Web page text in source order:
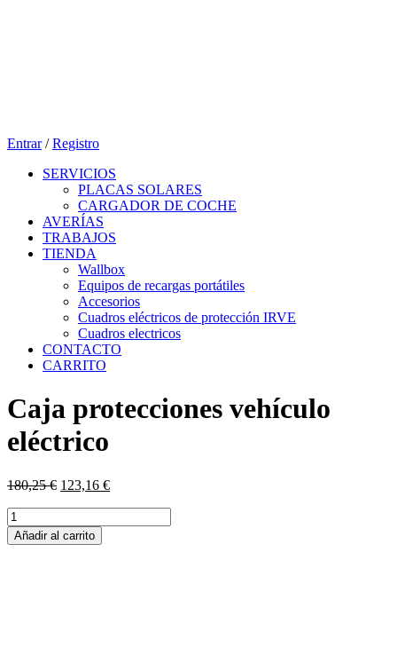
Entrar / Registro
SERVICIOS
PLACAS SOLARES
CARGADOR DE COCHE
AVERÍAS
TRABAJOS
TIENDA
Wallbox
Equipos de recargas portátiles
Accesorios
Cuadros eléctricos de protección IRVE
Cuadros electricos
CONTACTO
CARRITO
Caja protecciones vehículo
eléctrico
180,25€ El
era:
180,25 €.
123,16 €El
Caja
protecciones
vehículo
Añadir al carrito